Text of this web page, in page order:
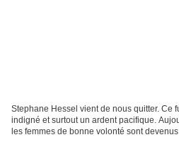
Stephane Hessel vient de nous quitter. Ce
indigné et surtout un ardent pacifique.
les femmes de bonne volonté sont